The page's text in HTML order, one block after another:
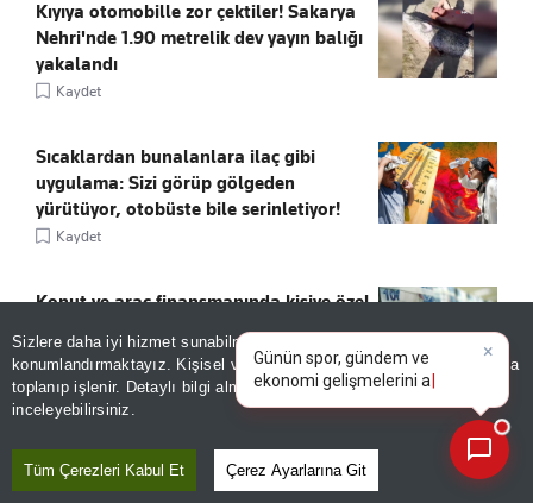
Sizlere daha iyi hizmet sunabilmek adına sitemizde
konumlandırmaktayız. Kişisel verileriniz, KVKK ve GDPR kapsamında
toplanıp işlenir. Detaylı bilgi almak içinAydınlatma Metnimizi
inceleyebilirsiniz.
Tüm Çerezleri Kabul Et Çerez Ayarlarına Git
Kıyıya otomobille zor çektiler! Sakarya
Nehri'nde 1.90 metrelik dev yayın balığı
yakalandı
Kaydet
Sıcaklardan bunalanlara ilaç gibi
uygulama: Sizi görüp gölgeden
yürütüyor, otobüste bile serinletiyor!
Kaydet
Konut ve araç finansmanında kişiye özel
Kaydet
sürprizi
Kaydet
×
Günün spor, gündem ve
ekonomi gelişmelerini analiz
edin!